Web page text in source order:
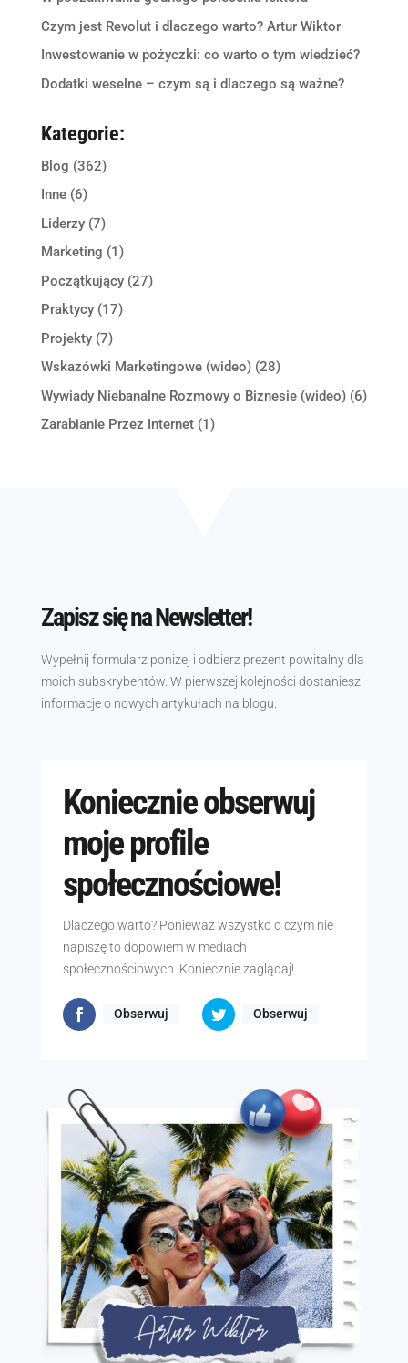
Czym jest Revolut i dlaczego warto? Artur Wiktor
Inwestowanie w pożyczki: co warto o tym wiedzieć?
Dodatki weselne – czym są i dlaczego są ważne?
Kategorie:
Blog (362)
Inne(6)
Liderzy(7)
Marketing (1)
Początkujący(27)
Praktycy(17)
Projekty(7)
Wskazówki Marketingowe (wideo)(28)
Wywiady Niebanalne Rozmowy o Biznesie (wideo)(6)
Zarabianie Przez Internet(1)
Zapisz się na Newsletter!
Wypełnij formularz poniżej i odbierz prezent powitalny dla
moich subskrybentów. W pierwszej kolejności dostaniesz
informacje o nowych artykułach na blogu.
Koniecznie obserwuj
moje profile
społecznościowe!
Dlaczego warto? Ponieważ wszystko o czym nie
napiszę to dopowiem w mediach
społecznościowych. Koniecznie zaglądaj!
Obserwuj Obserwuj